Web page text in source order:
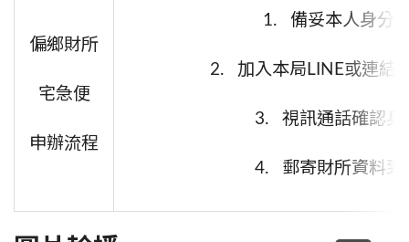
偏鄉財所
宅急便
申辦流程
1. 備妥本人身分
2. 加入本局 LINE或連結
3. 視訊通話確認身
4. 郵寄財所資料到